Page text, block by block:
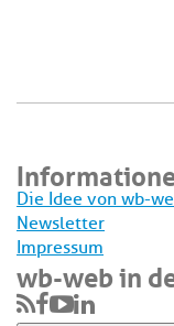
Die Idee von wb-
Newsletter
Impressum
wb-web in